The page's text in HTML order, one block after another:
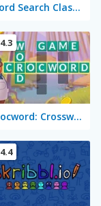
Word Search Classic
Crocword: Crossword Puzzle Game
4.3
4.4